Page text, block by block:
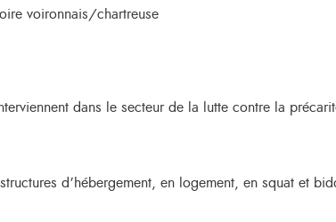
voironnais/chartreuse
dans le secteur de la lutte contre la
d’hébergement, en logement, en squat et